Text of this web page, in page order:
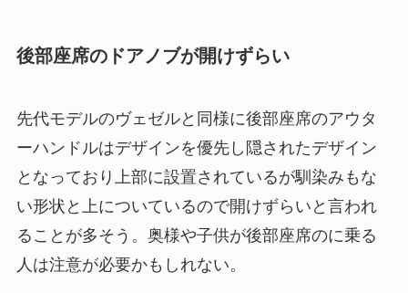
後部座席のドアノブが開けずらい
先代モデルのヴェゼルと同様に後部座席のアウタ
ーハンドルはデザインを優先し隠されたデザイン
となっており上部に設置されているが馴染みもな
い形状と上についているので開けずらいと言われ
ることが多そう。奥様や子供が後部座席のに乗る
人は注意が必要かもしれない。